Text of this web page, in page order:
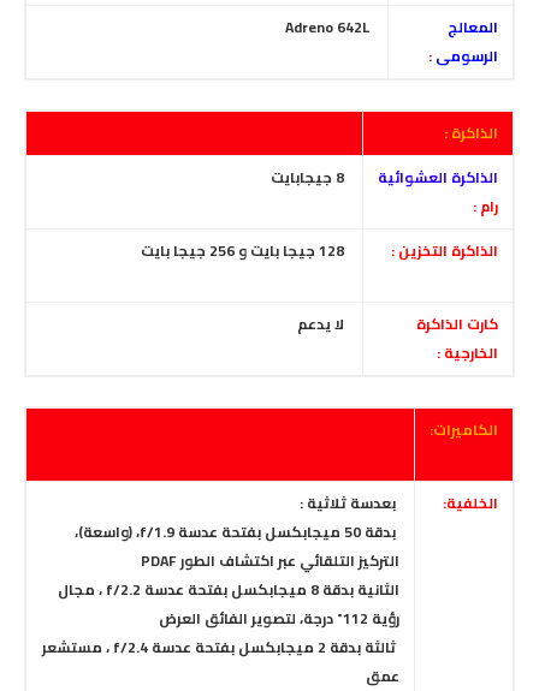
المعالج
الرسومى:
الذاكرة :
الذاكرة العشوائية
رام :
الذاكرة التخزين : 256 جيجا بايت
كارت الذاكرة
الخارجية :
لا يدعم
الكاميرات:
الخلفية:
بعدسة ثلاثية :
بدقة 50 ميجابكسل بفتحة عدسة f/1.9، (واسعة)،
التركيز التلقائي عبر اكتشاف الطور PDAF
الثانية بدقة 8 ميجابكسل بفتحة عدسة f/2.2 ، مجال
رؤية 112˚ درجة، لتصوير الفائق العرض
ثالثة بدقة 2 ميجابكسل بفتحة عدسة f/2.4 ،
مستشعر
عمق